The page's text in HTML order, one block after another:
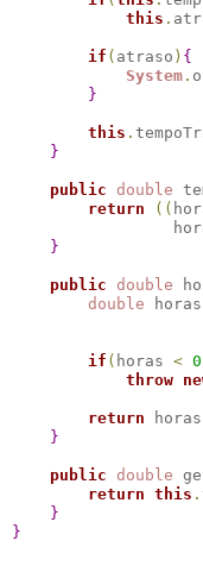
this .
if ( atraso ) {
System .
}
this .
}
public double
return
( (
}
public double
double horas
if ( horas < 0
throw
return horas
}
public double
return this .
}
}